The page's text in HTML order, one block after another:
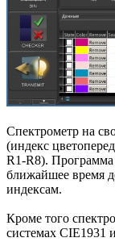
Спектрометр на
(индекс
R1-R8).
ближайшее время
индексам.
Кроме того
системах CIE1931